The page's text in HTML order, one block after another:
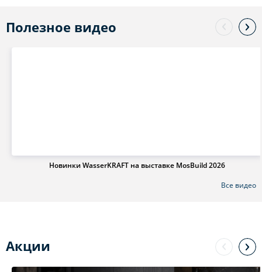
Полезное видео
Новинки WasserKRAFT на выставке MosBuild 2026
Все видео
Акции